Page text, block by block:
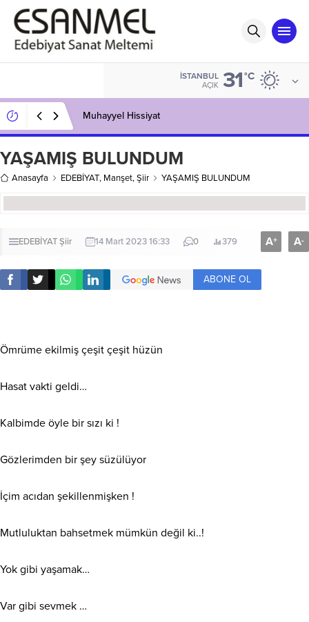
İSTANBUL
AÇIK 31°C
Muhayyel Hissiyat
YAŞAMIŞ BULUNDUM
Anasayfa EDEBİYAT, Manşet,Şiir YAŞAMIŞ BULUNDUM
EDEBİYATŞiir 14 Mart 2023 16:33 0 379 A+ A-
ABONE OL
Ömrüme ekilmiş çeşit çeşit hüzün
Hasat vakti geldi…
Kalbimde öyle bir sızı ki !
Gözlerimden bir şey süzülüyor
İçim acıdan şekillenmişken !
Mutluluktan bahsetmek mümkün değil ki..!
Yok gibi yaşamak…
Var gibi sevmek …